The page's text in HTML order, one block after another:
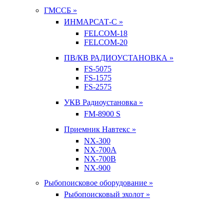
ГМССБ »
ИНМАРСАТ-С »
FELCOM-18
FELCOM-20
ПВ/КВ РАДИОУСТАНОВКА »
FS-5075
FS-1575
FS-2575
УКВ Радиоустановка »
FM-8900 S
Приемник Навтекс »
NX-300
NX-700A
NX-700B
NX-900
Рыбопоисковое оборудование »
Рыбопоисковый эхолот »